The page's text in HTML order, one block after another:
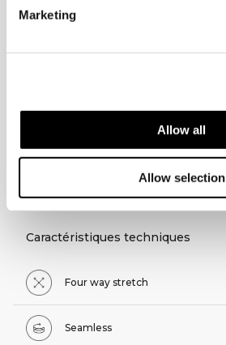
Marketing
Allow all
Allow selection
ASPECTS TECHNIQUES
Caractéristiques techniques
Four way stretch
Seamless